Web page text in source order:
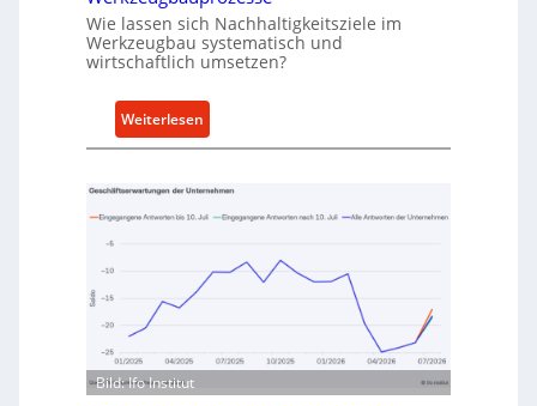
r
t
A
k
a
f
I
Wie lassen sich Nachhaltigkeitsziele im
Werkzeugbau systematisch und
wirtschaftlich umsetzen?
Weiterlesen
M
t
h
d
ü
r
Bild: Ifo Institut